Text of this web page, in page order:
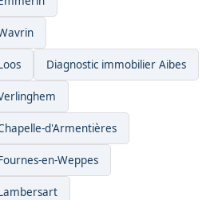
Diagnostic immobilier Aibes
d'Armentières
en-Weppes